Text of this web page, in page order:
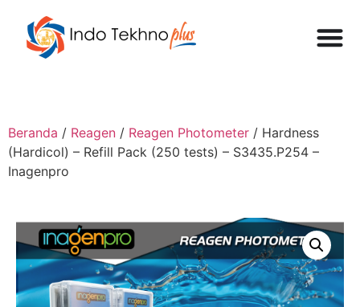
Beranda / Reagen / Reagen Photometer / Hardness
(Hardicol) – Refill Pack (250 tests) – S3435.P254 –
Inagenpro